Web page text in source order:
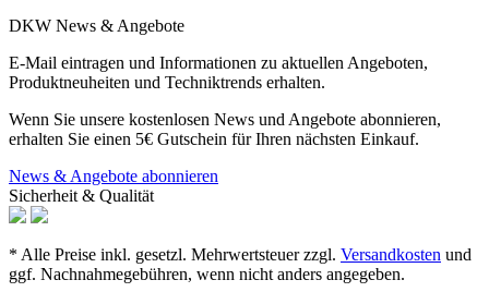
DKW News & Angebote
E-Mail eintragen und Informationen zu aktuellen Angeboten,
Produktneuheiten und Techniktrends erhalten.
Wenn Sie unsere kostenlosen News und Angebote abonnieren,
erhalten Sie einen 5€ Gutschein für Ihren nächsten Einkauf.
News & Angebote abonnieren
Sicherheit & Qualität
* Alle Preise inkl. gesetzl. Mehrwertsteuer zzgl. Versandkosten und
ggf. Nachnahmegebühren, wenn nicht anders angegeben.